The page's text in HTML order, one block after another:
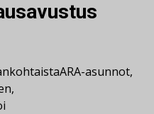
ARA-asunnot,
,